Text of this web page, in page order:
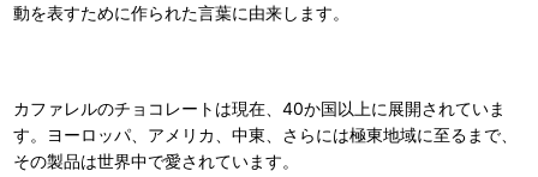
動を表すために作られた言葉に由来します。
カファレルのチョコレートは現在、40か国以上に展開されていま
す。ヨーロッパ、アメリカ、中東、さらには極東地域に至るまで、
その製品は世界中で愛されています。